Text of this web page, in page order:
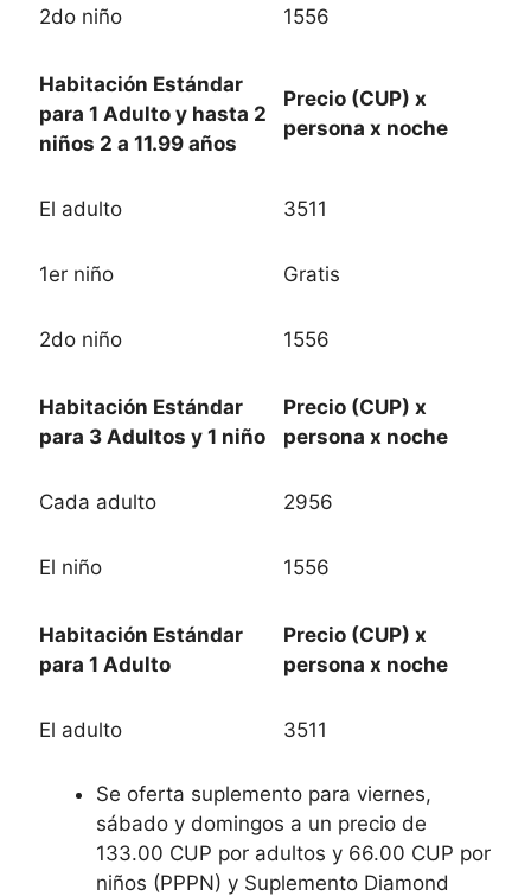
2do niño 1556
Habitación Estándar
para 1 Adulto y hasta 2
niños 2 a 11.99 años
Precio (CUP) x
persona x noche
El adulto 3511
1er niño Gratis
2do niño 1556
Habitación Estándar
para 3 Adultos y 1 niño
Precio (CUP) x
persona x noche
Cada adulto 2956
El niño 1556
Habitación Estándar
para 1 Adulto
Precio (CUP) x
persona x noche
El adulto 3511
Se oferta suplemento para viernes,
sábado y domingos a un precio de
133.00 CUP por adultos y 66.00 CUP por
niños (PPPN) y Suplemento Diamond